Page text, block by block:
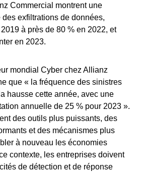
Commercial montrent une
exfiltrations de données,
à près de 80 % en 2022, et
en 2023.
mondial Cyber chez Allianz
que « la fréquence des sinistres
hausse cette année, avec une
annuelle de 25 % pour 2023 ».
des outils plus puissants, des
et des mécanismes plus
à nouveau les économies
contexte, les entreprises doivent
de détection et de réponse